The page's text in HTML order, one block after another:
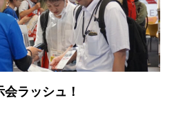
ラッシュ！